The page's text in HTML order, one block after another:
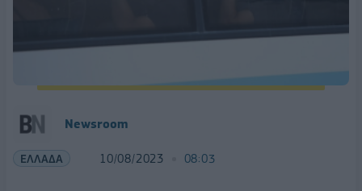
Newsroom
ΕΛΛΑΔΑ 10/08/2023 08:03